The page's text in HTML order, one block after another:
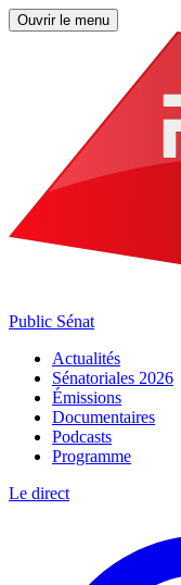
Ouvrir le menu
Public Sénat
Actualités
Sénatoriales 2026
Émissions
Documentaires
Podcasts
Programme
Le direct